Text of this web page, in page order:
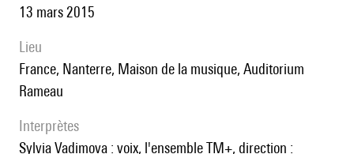
13 mars 2015
lieu
France, Nanterre, Maison de la musique, Auditorium
Rameau
interprètes
Sylvia Vadimova : voix, l'ensemble TM+, direction :